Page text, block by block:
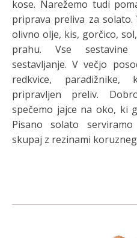
kose. Narežemo tudi
priprava preliva za solato.
olivno olje, kis, gorčico,
prahu. Vse
sestavljanje. V večjo
redkvice, paradižnike,
pripravljen preliv.
spečemo jajce na oko, ki
Pisano solato
skupaj z rezinami